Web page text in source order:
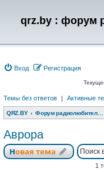
qrz.by : форум
Вход Регистрация
Темы без ответов | Активные
QRZ.BY Форум радиолюбителей Беларуси
Аврора
Новая тема
1